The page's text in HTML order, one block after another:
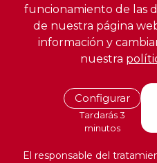
funcionamiento de las
de nuestra página
información y
nuestra
Configurar
Tardarás 3
minutos
El responsable del